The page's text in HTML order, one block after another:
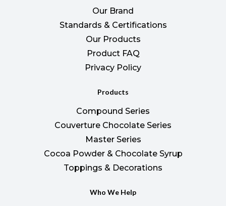
Our Brand
Standards & Certifications
Our Products
Product FAQ
Privacy Policy
Products
Compound Series
Couverture Chocolate Series
Master Series
Cocoa Powder & Chocolate Syrup
Toppings & Decorations
Who We Help